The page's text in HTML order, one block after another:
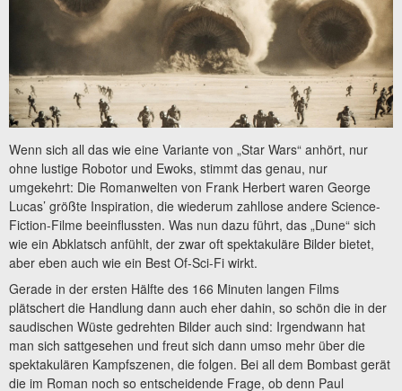
Wenn sich all das wie eine Variante von „Star Wars“ anhört, nur
ohne lustige Robotor und Ewoks, stimmt das genau, nur
umgekehrt: Die Romanwelten von Frank Herbert waren George
Lucas’ größte Inspiration, die wiederum zahllose andere Science-
Fiction-Filme beeinflussten. Was nun dazu führt, das „Dune“ sich
wie ein Abklatsch anfühlt, der zwar oft spektakuläre Bilder bietet,
aber eben auch wie ein Best Of-Sci-Fi wirkt.
Gerade in der ersten Hälfte des 166 Minuten langen Films
plätschert die Handlung dann auch eher dahin, so schön die in der
saudischen Wüste gedrehten Bilder auch sind: Irgendwann hat
man sich sattgesehen und freut sich dann umso mehr über die
spektakulären Kampfszenen, die folgen. Bei all dem Bombast gerät
die im Roman noch so entscheidende Frage, ob denn Paul